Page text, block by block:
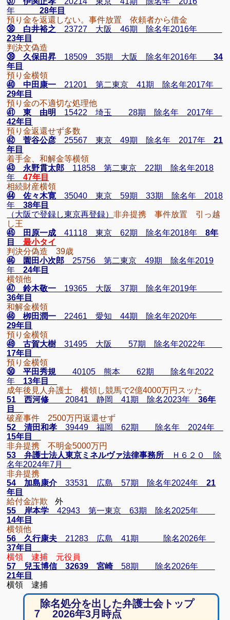
年28年目
預り金を返還しない。事件放置 依頼者から借金
㊳ 白井裕之
23727 大阪46期 除名年2016年
23年目
判決文偽造
㊴ 久保田昇
18509 35期 大阪 除名年2016年34
年目
預り金横領
㊵ 中田康一
21201 第二東京41期 除名年2017年
29年目
預り金の不適切な処理他
㊶ 東 由明
15422 埼玉 28期 除名年 2017年
42年目
預り金返還せず多数
㊷ 菅谷公彦
25567 東京49期 除名年 2017年21
年目
着手金、和解金等横領
㊸ 永野貫太郎
11858 第二東京 22期 除名年2018
年47年目
相続財産横領
㊹ 佐々木寛
35040 東京59期 33期 除名年 2018
年
38年目
（大阪で登録し東京再登録）非弁提携 事件放置 引っ越
し王
㊺ 田原一成
41118 東京62期 除名年2018年8年
目最小タイ
判決分偽造 39歳
㊻ 園田小次郎 25756 第二東京 49期 除名年2019
年24年目
横領他
㊼ 鈴木敬一 19365 大阪 37期 除名年2019年
36年目
和解金横領
㊽ 栁田潤一 22461 愛知 44期 除名年2020年
29年目
預り金横領
㊾ 古賀大樹 31495 大阪 57期 除名年2022年
17年目
預り金横領
㊿ 平田秀規 40105 熊本 62期 除名年2022
年 13年目
成年後見人弁護士 横領し競馬で2億4000万円スッた
51 西河修
20841 静岡 41期 除名2023年36年
目
破産事件 2500万円返還せず
52 清田和孝 39449 福岡 62期 除名年 2024年
15年目
非弁提携 不明金5000万円
53 弁護士法人東京ミネルヴァ法律事務所
Ｈ６２０ 除
名年2024年7月
非弁提携
54 加島康介33531 広島 57期 除名年2024年21
年目
給付金詐欺
外
55 岸本学 42943 第一東京 63期 除名2025年
14年目
横領他
56 久行康夫 21283 広島 41期 除名2026年
37年目
横領 逮捕 元役員
57 兒玉博信 32639 宮崎58期 除名2026年
21年目
横領 逮捕
除名処分を出した弁護士会トップ
７ 2026年3月時点